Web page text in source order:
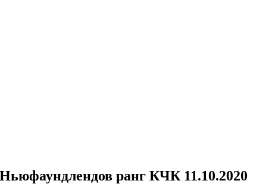
ранг КЧК 11.10.2020